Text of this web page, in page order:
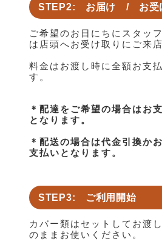
STEP2: お届け / お受
ご希望のお日にちにスタッ
は店頭へお受け取りにご来
料金はお渡し時に全額お支
す。
＊配達をご希望の場合はお
となります。
＊配送の場合は代金引換か
支払いとなります。
STEP3: ご利用開始
カバー類はセットしてお渡
のままお使いください。